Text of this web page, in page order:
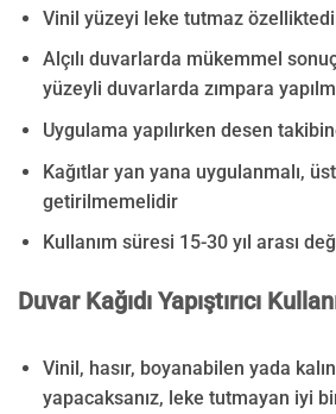
Vinil yüzeyi leke tutmaz
Alçılı duvarlarda mükemmel
yüzeyli duvarlarda zımpara
Uygulama yapılırken desen
Kağıtlar yan yana uygulanmalı,
getirilmemelidir
Kullanım süresi 15-30 yıl arası
Duvar Kağıdı Yapıştırıcı
Vinil, hasır, boyanabilen yada
yapacaksanız, leke tutmayan iyi